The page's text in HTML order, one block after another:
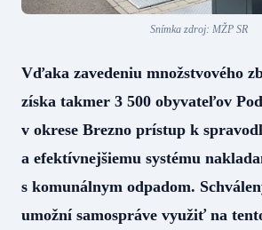
Snímka zdroj: MŽP SR
Vďaka zavedeniu množstvového
získa takmer 3 500 obyvateľov
v okrese Brezno prístup k
a efektívnejšiemu systému
s komunálnym odpadom.
umožní samospráve využiť na